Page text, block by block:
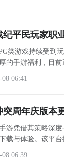
纪平民玩家职
类游戏持续受到
的手游福利，目
08 06:41
突周年庆版本
游凭借其策略深
载与体验。该平
08 06:39